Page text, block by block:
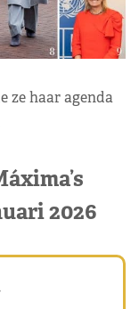
ze haar agenda
2026